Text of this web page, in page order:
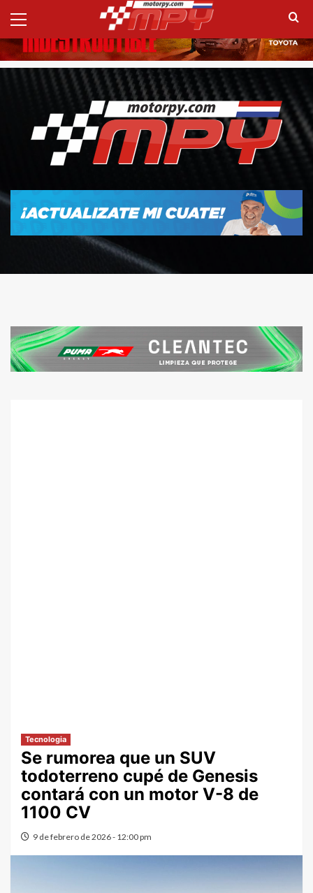
Tecnologia
Se rumorea que un SUV
todoterreno cupé de Genesis
contará con un motor V-8 de
1100 CV
9 de febrero de 2026 - 12:00 pm